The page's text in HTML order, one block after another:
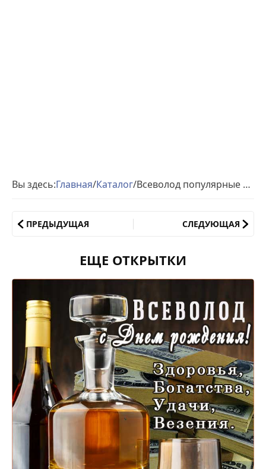
Вы здесь:Главная/Каталог/ Всеволод популярные открытки именины
ПРЕДЫДУЩАЯ СЛЕДУЮЩАЯ
ЕЩЕ ОТКРЫТКИ